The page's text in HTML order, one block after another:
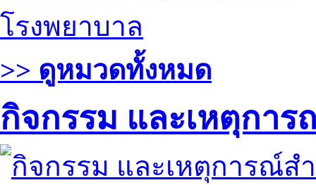
โรงพยาบาล
>> ดูหมวดทั้งหมด
กิจกรรม และเหตุกา